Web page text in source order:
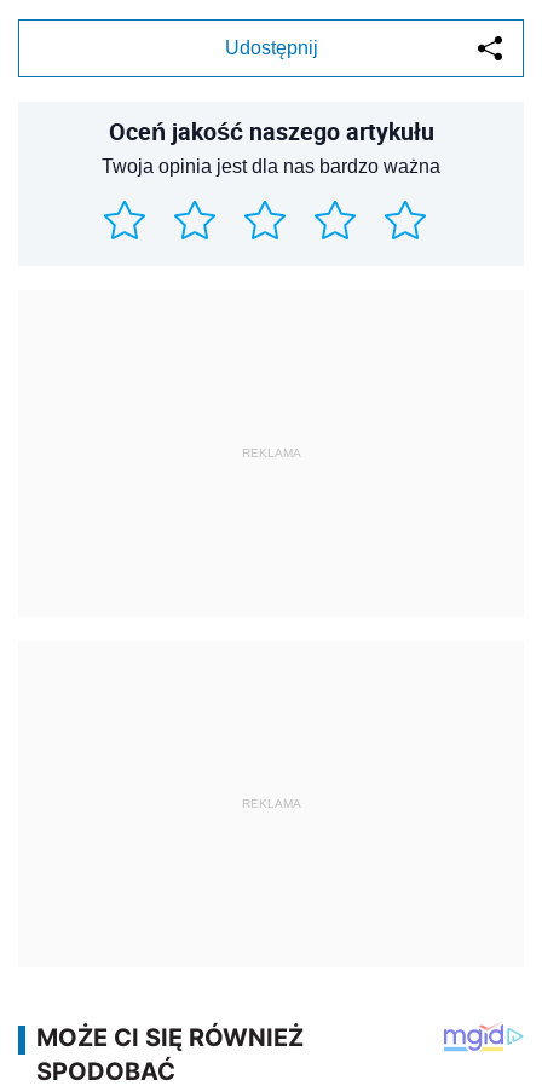
Udostępnij
Oceń jakość naszego artykułu
Twoja opinia jest dla nas bardzo ważna
REKLAMA
REKLAMA